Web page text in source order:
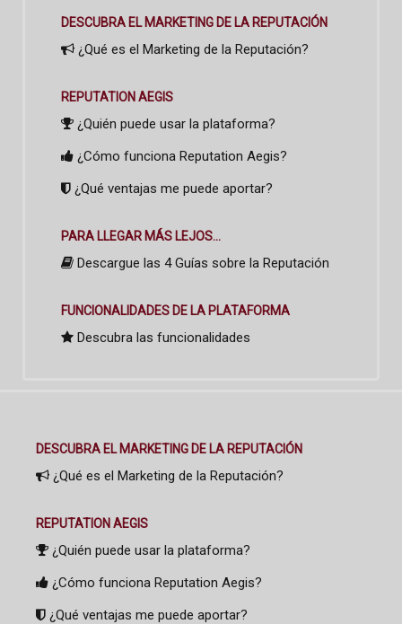
DESCUBRA EL MARKETING DE LA REPUTACIÓN
¿Qué es el Marketing de la Reputación?
REPUTATION AEGIS
¿Quién puede usar la plataforma?
¿Cómo funciona Reputation Aegis?
¿Qué ventajas me puede aportar?
PARA LLEGAR MÁS LEJOS...
Descargue las 4 Guías sobre la Reputación
FUNCIONALIDADES DE LA PLATAFORMA
Descubra las funcionalidades
DESCUBRA EL MARKETING DE LA REPUTACIÓN
¿Qué es el Marketing de la Reputación?
REPUTATION AEGIS
¿Quién puede usar la plataforma?
¿Cómo funciona Reputation Aegis?
¿Qué ventajas me puede aportar?